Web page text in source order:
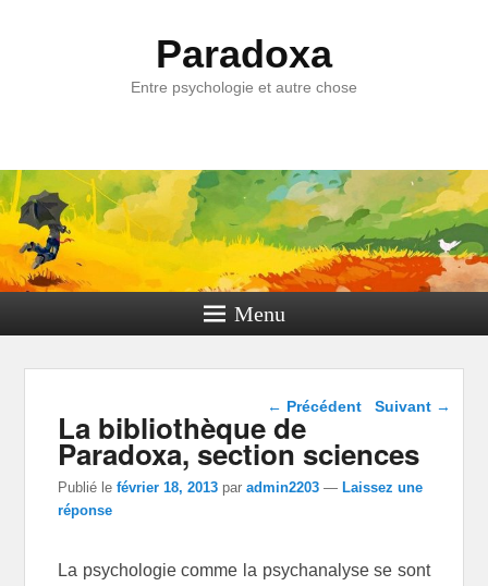
Paradoxa
Entre psychologie et autre chose
Menu
Navigation dans les
← Précédent Suivant →
La bibliothèque de
Paradoxa, section sciences
Publié lefévrier 18, 2013 paradmin2203 —Laissez une
réponse
La psychologie comme la psychanalyse se sont